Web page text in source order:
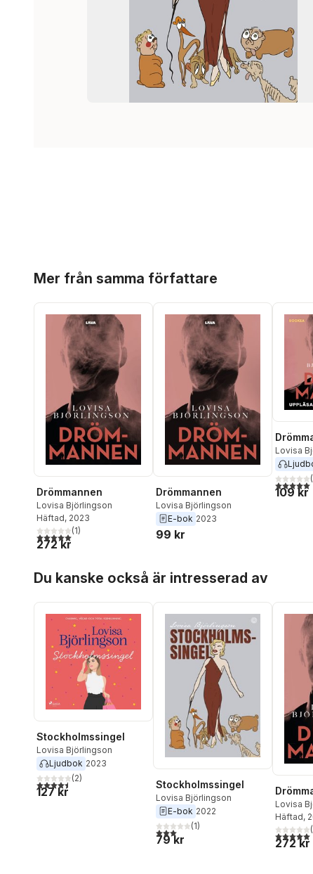
Mer från samma författare
Drömmannen
Lovisa Björlingson
Häftad, 2023
5,0utav 5 stjärnor. Totalt antal röster:
(1)
272 kr
Drömmannen
Lovisa Björlingson
E-bok 2023
99 kr
Lovisa
5,0utav (
109 kr
Du kanske också är intresserad av
Stockholmssingel
Lovisa Björlingson
Ljudbok 2023
4,5utav 5 stjärnor. Totalt antal röster:
(2)
127 kr
Stockholmssingel
Lovisa Björlingson
E-bok 2022
3,0utav 5 stjärnor. Totalt antal röster:
(1)
79 kr
Lovisa
Häftad,
5,0utav (
272 kr